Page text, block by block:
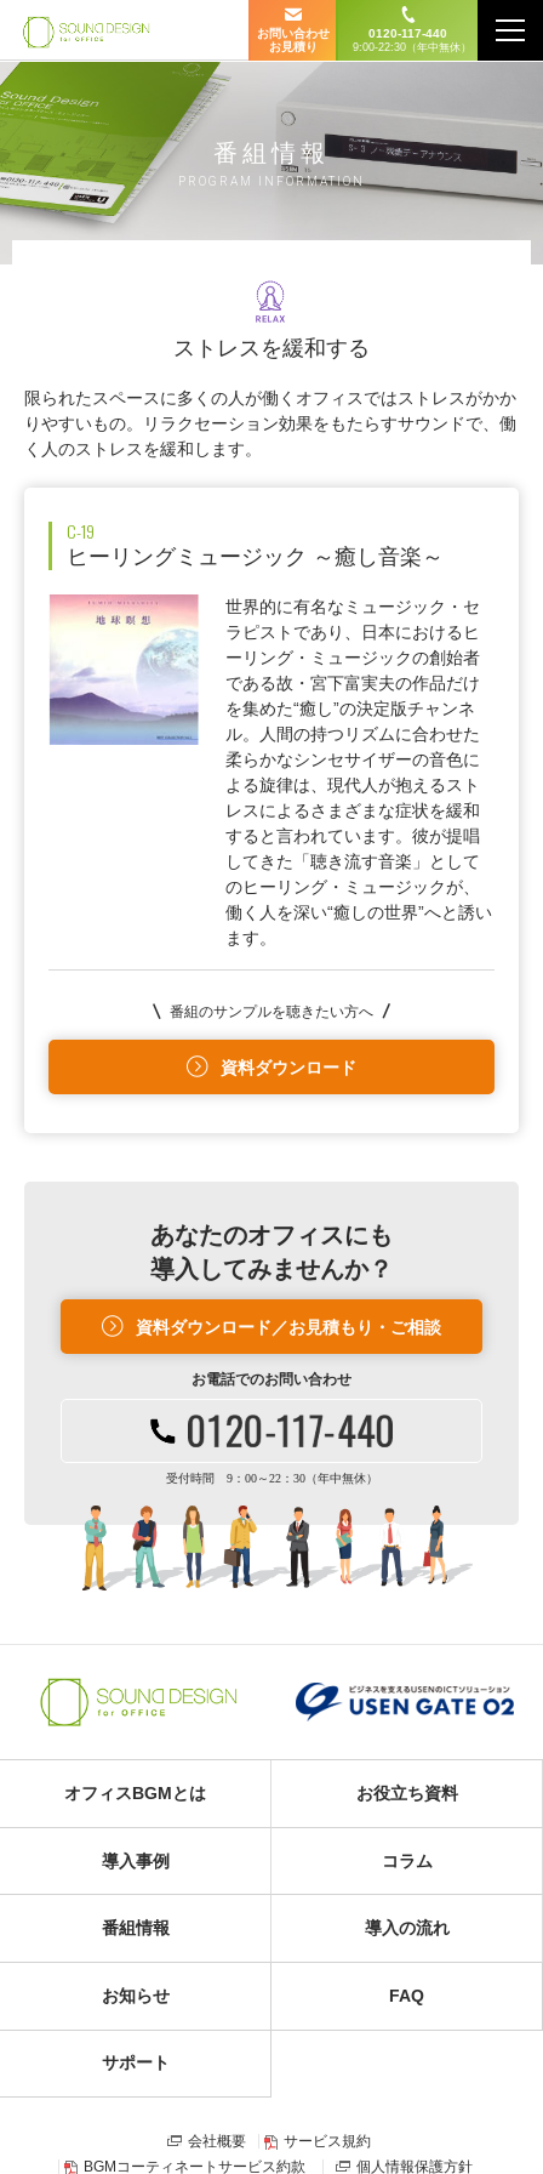
お問い合わせ
お見積り
0120-117-440
9:00-22:30（年中無休）
番組情報
PROGRAM INFORMATION
ストレスを緩和する
限られたスペースに多くの人が働くオフィスではストレスがかか
りやすいもの。リラクセーション効果をもたらすサウンドで、働
く人のストレスを緩和します。
C-19
ヒーリングミュージック ～癒し音楽～
世界的に有名なミュージック・セ
ラピストであり、日本におけるヒ
ーリング・ミュージックの創始者
である故・宮下富実夫の作品だけ
を集めた“癒し”の決定版チャンネ
ル。人間の持つリズムに合わせた
柔らかなシンセサイザーの音色に
よる旋律は、現代人が抱えるスト
レスによるさまざまな症状を緩和
すると言われています。彼が提唱
してきた「聴き流す音楽」として
のヒーリング・ミュージックが、
働く人を深い“癒しの世界”へと誘い
ます。
番組のサンプルを聴きたい方へ
資料ダウンロード
あなたのオフィスにも
導入してみませんか？
資料ダウンロード／お見積もり・ご相談
お電話でのお問い合わせ
受付時間 9：00～22：30（年中無休）
オフィスBGMとは お役立ち資料
導入事例 コラム
番組情報 導入の流れ
お知らせ FAQ
サポート
会社概要
サービス規約
BGMコーティネートサービス約款
個人情報保護方針